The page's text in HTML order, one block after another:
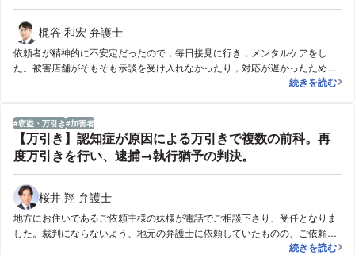
梶谷 和宏 弁護士
依頼者が精神的に不安定だったので，毎日接見に行き，メンタルケアをし
た。被害店舗がそもそも示談を受け入れなかったり，対応が遅かったため，
被害弁償に代わる供託を行い，何とか保釈を得ることができた。弁論終結後
《万引き》を
続きを読む
窃盗・万引き 加害者
【万引き】認知症が原因による万引きで複数の前科。再
度万引きを行い、逮捕→執行猶予の判決。
桜井 翔 弁護士
地方にお住いであるご依頼主様の妹様が電話でご相談下さり、受任となりま
した。裁判にならないよう、地元の弁護士に依頼していたものの、ご依頼主
様は起訴されてしまい、裁判が必要となりました。そこから弁護士を探した
【万引き】認
続きを読む